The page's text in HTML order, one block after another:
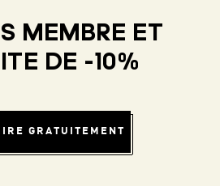
MEMBRE ET
DE -10%
GRATUITEMENT